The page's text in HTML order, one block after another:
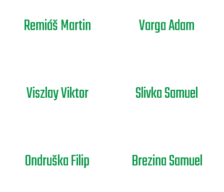
Remiáš Martin Varga Adam
Viszlay Viktor Slivka Samuel
Ondruška Filip Brezina Samuel